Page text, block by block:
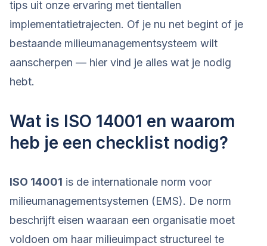
tips uit onze ervaring met tientallen
implementatietrajecten. Of je nu net begint of je
bestaande milieumanagementsysteem wilt
aanscherpen — hier vind je alles wat je nodig
hebt.
Wat is ISO 14001 en waarom
heb je een checklist nodig?
ISO 14001 is de internationale norm voor
milieumanagementsystemen (EMS). De norm
beschrijft eisen waaraan een organisatie moet
voldoen om haar milieuimpact structureel te